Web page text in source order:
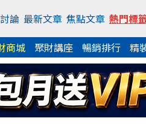
論 最新文章 焦點文章 熱門標
商城 聚財講座 暢銷排行 精